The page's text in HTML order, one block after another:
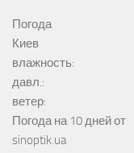
Погода
Киев
влажность:
давл.:
ветер:
Погода на 10 дней от
sinoptik.ua